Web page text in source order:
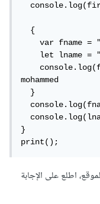
  console.log(firstname, lastname); // omar km
  {
    var fname = "ahmed"
    let lname = " mohammed";
    console.log(fname, lname); // ahmed
mohammed
  }
  console.log(fname); // ahmed
  console.log(lname); // Error
}
print();
اطلع على الإجابة